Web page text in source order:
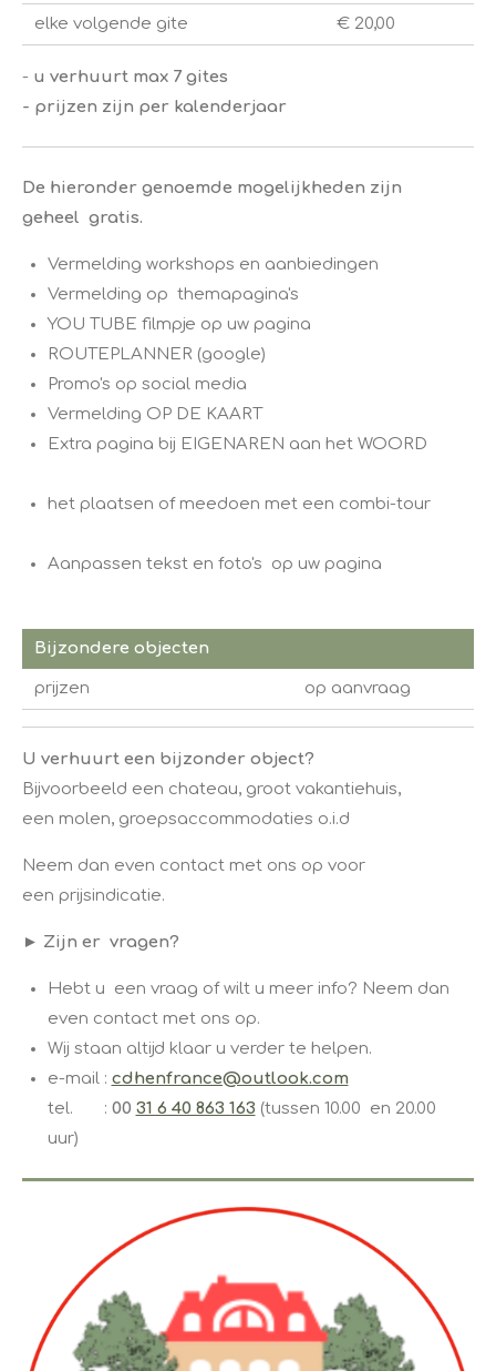
elke volgende gite € 20,00
​- u verhuurt max 7 gites
- prijzen zijn per kalenderjaar
De hieronder genoemde mogelijkheden zijn
geheel gratis.
​Vermelding workshops en aanbiedingen
Vermelding op themapagina's
​​YOU TUBE filmpje op uw pagina
ROUTEPLANNER (google) ​
​Promo's op social media
​​Vermelding OP DE KAART
Extra pagina bij EIGENAREN aan het WOORD
het plaatsen of meedoen met een combi-tour
Aanpassen tekst en foto's op uw pagina
Bijzondere objecten
prijzen op aanvraag
U verhuurt een bijzonder object?
Bijvoorbeeld een chateau, groot vakantiehuis,
​een molen, groepsaccommodaties o.i.d
Neem dan even contact met ons op voor
​een prijsindicatie.
​► Zijn er vragen?
Hebt u een vraag of wilt u meer info? Neem dan
even contact met ons op. ​​ ​
Wij staan altijd klaar u verder te helpen.
e-mail : cdhenfrance@outlook.com
tel. : 00 31 6 40 863 163 (tussen 10.00 en 20.00
uur)